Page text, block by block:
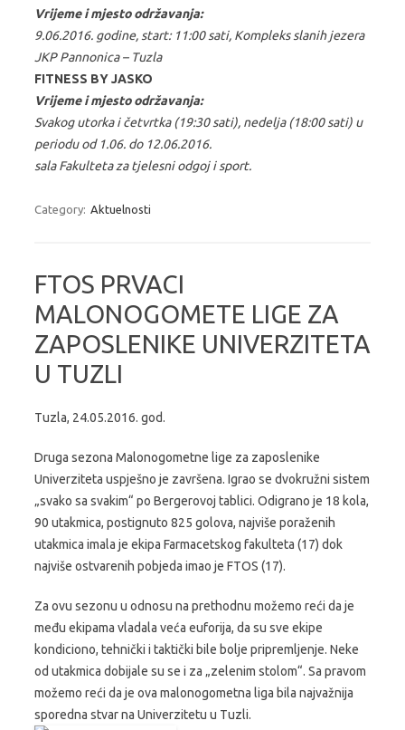
Vrijeme i mjesto održavanja:
9.06.2016. godine, start: 11:00 sati, Kompleks slanih jezera
JKP Pannonica – Tuzla
FITNESS BY JASKO
Vrijeme i mjesto održavanja:
Svakog utorka i četvrtka (19:30 sati), nedelja (18:00 sati) u
periodu od 1.06. do 12.06.2016.
sala Fakulteta za tjelesni odgoj i sport.
Category: Aktuelnosti
FTOS PRVACI
MALONOGOMETE LIGE ZA
ZAPOSLENIKE UNIVERZITETA
U TUZLI
Tuzla, 24.05.2016. god.
Druga sezona Malonogometne lige za zaposlenike
Univerziteta uspješno je završena. Igrao se dvokružni sistem
„svako sa svakim“ po Bergerovoj tablici. Odigrano je 18 kola,
90 utakmica, postignuto 825 golova, najviše poraženih
utakmica imala je ekipa Farmacetskog fakulteta (17) dok
najviše ostvarenih pobjeda imao je FTOS (17).
Za ovu sezonu u odnosu na prethodnu možemo reći da je
među ekipama vladala veća euforija, da su sve ekipe
kondiciono, tehnički i taktički bile bolje pripremljenje. Neke
od utakmica dobijale su se i za „zelenim stolom“. Sa pravom
možemo reći da je ova malonogometna liga bila najvažnija
sporedna stvar na Univerzitetu u Tuzli.